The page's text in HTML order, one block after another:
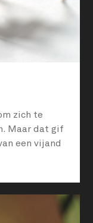
zich te
Maar dat gif
een vijand